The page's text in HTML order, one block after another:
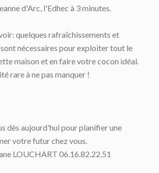
d'Arc, l'Edhec à 3 minutes.
quelques rafraîchissements et
nécessaires pour exploiter tout le
maison et en faire votre cocon idéal.
rare à ne pas manquer !
dès aujourd'hui pour planifier une
votre futur chez vous.
LOUCHART 06.16.82.22.51